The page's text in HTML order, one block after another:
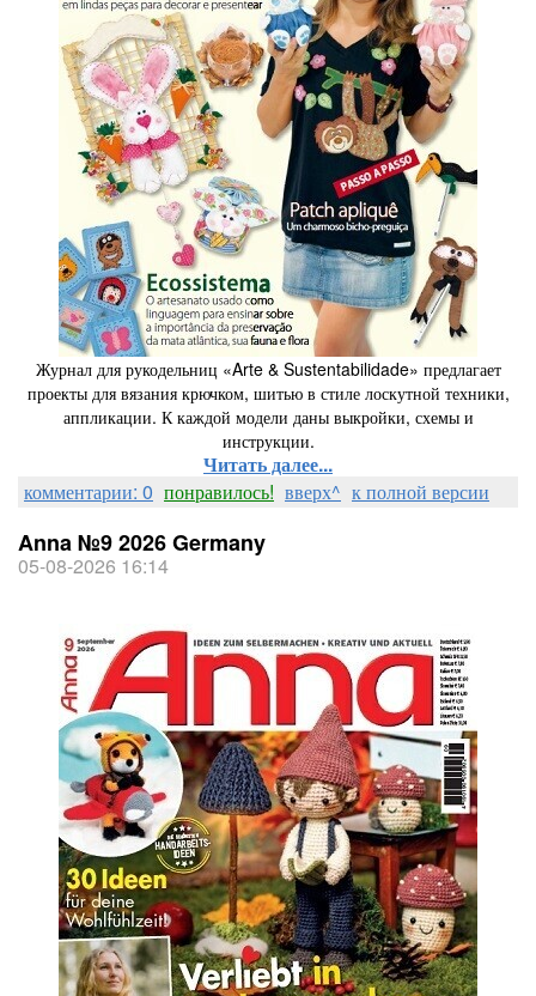
Журнал для рукодельниц «Arte & Sustentabilidade» предлагает
проекты для вязания крючком, шитью в стиле лоскутной техники,
аппликации. К каждой модели даны выкройки, схемы и
инструкции.
Читать далее...
комментарии: 0 понравилось! вверх^ к полной версии
Anna №9 2026 Germany
05-08-2026 16:14